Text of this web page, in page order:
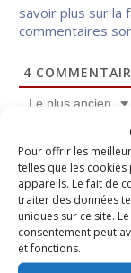
Pour offrir les
telles que les
appareils. Le fait de
traiter des données
uniques sur ce site.
consentement peut
et fonctions.
savoir plus sur la
commentaires
4
Le plus ancien
Christalie
il y a 2 mois
C’est super bon
0